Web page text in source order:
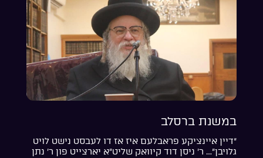
במשנת ברסלב
“דיין איינציקע פראבלעם איז אז דו לעבסט נישט לויט
גלויבן”… ר’ ניסן דוד קיוואק שליט”א יארצייט פון ר’ נתן